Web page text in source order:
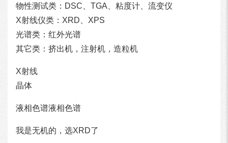
物性测试类：DSC、TGA、粘度计、流变仪
X射线仪类：XRD、XPS
光谱类：红外光谱
其它类：挤出机，注射机，造粒机
X射线
晶体
液相色谱液相色谱
我是无机的，选XRD了